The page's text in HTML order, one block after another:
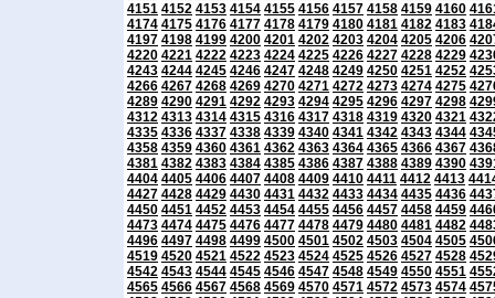
4151 4152 4153 4154 4155 4156 4157 4158 4159 4160
4174 4175 4176 4177 4178 4179 4180 4181 4182 4183
4197 4198 4199 4200 4201 4202 4203 4204 4205 4206
4220 4221 4222 4223 4224 4225 4226 4227 4228 4229
4243 4244 4245 4246 4247 4248 4249 4250 4251 4252
4266 4267 4268 4269 4270 4271 4272 4273 4274 4275
4289 4290 4291 4292 4293 4294 4295 4296 4297 4298
4312 4313 4314 4315 4316 4317 4318 4319 4320 4321
4335 4336 4337 4338 4339 4340 4341 4342 4343 4344
4358 4359 4360 4361 4362 4363 4364 4365 4366 4367
4381 4382 4383 4384 4385 4386 4387 4388 4389 4390
4404 4405 4406 4407 4408 4409 4410 4411 4412 4413
4427 4428 4429 4430 4431 4432 4433 4434 4435 4436
4450 4451 4452 4453 4454 4455 4456 4457 4458 4459
4473 4474 4475 4476 4477 4478 4479 4480 4481 4482
4496 4497 4498 4499 4500 4501 4502 4503 4504 4505
4519 4520 4521 4522 4523 4524 4525 4526 4527 4528
4542 4543 4544 4545 4546 4547 4548 4549 4550 4551
4565 4566 4567 4568 4569 4570 4571 4572 4573 4574